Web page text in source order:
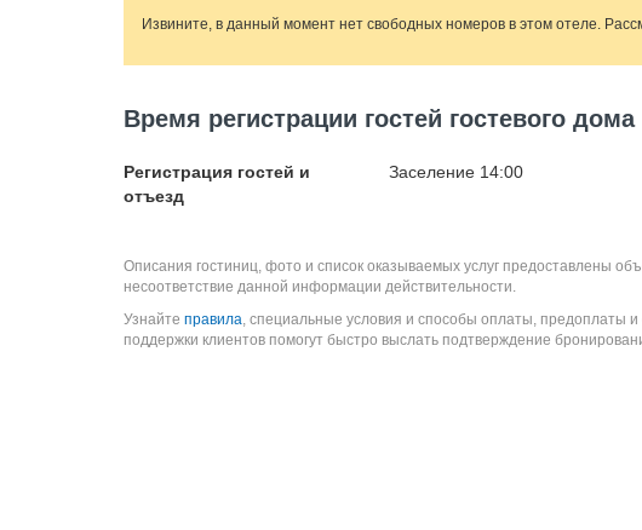
Извините, в данный момент нет свободных номеров в этом отеле.
Время регистрации гостей гостевого
Регистрация гостей и
отъезд
Заселение 14:00
Описания гостиниц, фото и список оказываемых услуг предоставлены
несоответствие данной информации действительности.
Узнайте правила, специальные условия и способы оплаты, предоплаты
поддержки клиентов помогут быстро выслать подтверждение